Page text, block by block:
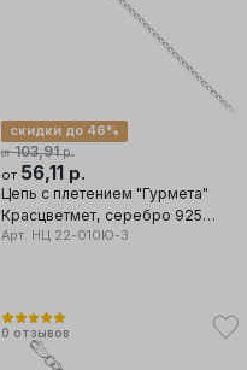
от103,91р.
скидки до 46%
от 56,11 р.
Цепь с плетением "Гурмета"
Красцветмет, серебро 925
проба
Арт. НЦ 22-010Ю-3
0 отзывов